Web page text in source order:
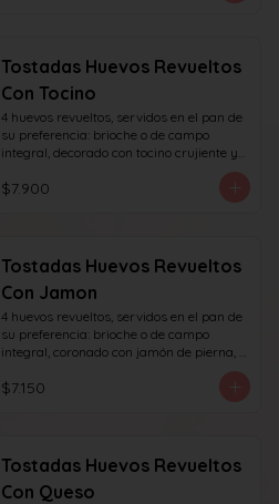
Tostadas Huevos Revueltos
Con Tocino
4 huevos revueltos, servidos en el pan de
su preferencia: brioche o de campo
integral, decorado con tocino crujiente y
$7.900
Tostadas Huevos Revueltos
Con Jamon
4 huevos revueltos, servidos en el pan de
su preferencia: brioche o de campo
integral, coronado con jamón de pierna,
$7.150
Tostadas Huevos Revueltos
Con Queso